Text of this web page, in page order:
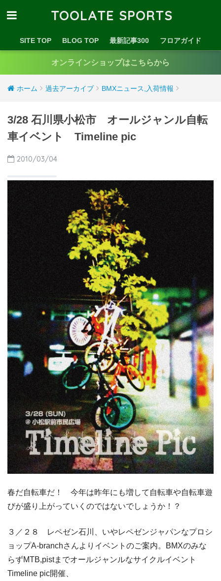
TOOLATE SPORTS
SITE TOP BLOG TOP 最新記事300 フロアガイド
オンラインショップはこちらから
ホーム 過去アーカイブ BMXニュース,入荷情報
3/28 石川県小松市 オールジャンル自転
車イベント Timeline pic
2010/03/04
春だ自転車だ！ 今年は昨年にも増して自転車や自転車遊
びが盛り上がっていくのではないでしょうか！？
３／２８ レペゼン石川、いやレペゼンジャパンなプロシ
ョップA-branchさんよりイベントのご案内。BMXのみな
らずMTB,pistまでオールジャンルなサイクルイベント
Timeline pic開催、